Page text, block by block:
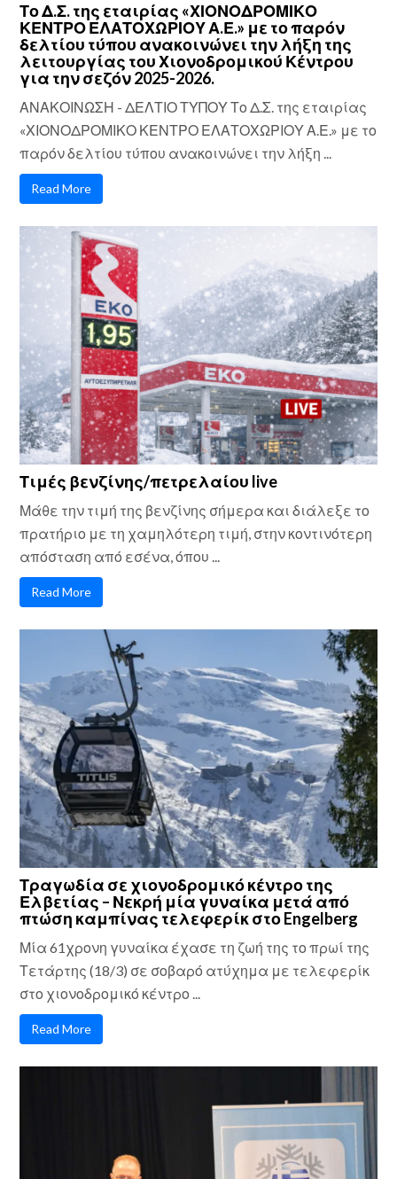
Το Δ.Σ. της εταιρίας «ΧΙΟΝΟΔΡΟΜΙΚΟ
ΚΕΝΤΡΟ ΕΛΑΤΟΧΩΡΙΟΥ Α.Ε.» με το παρόν
δελτίου τύπου ανακοινώνει την λήξη της
λειτουργίας του Χιονοδρομικού Κέντρου
για την σεζόν 2025-2026.
ΑΝΑΚΟΙΝΩΣΗ - ΔΕΛΤΙΟ ΤΥΠΟΥ Το Δ.Σ. της εταιρίας
«ΧΙΟΝΟΔΡΟΜΙΚΟ ΚΕΝΤΡΟ ΕΛΑΤΟΧΩΡΙΟΥ Α.Ε.» με το
παρόν δελτίου τύπου ανακοινώνει την λήξη ...
Read More
Τιμές βενζίνης/πετρελαίου live
Μάθε την τιμή της βενζίνης σήμερα και διάλεξε το
πρατήριο με τη χαμηλότερη τιμή, στην κοντινότερη
απόσταση από εσένα, όπου ...
Read More
Τραγωδία σε χιονοδρομικό κέντρο της
Ελβετίας – Νεκρή μία γυναίκα μετά από
πτώση καμπίνας τελεφερίκ στο Engelberg
Μία 61χρονη γυναίκα έχασε τη ζωή της το πρωί της
Τετάρτης (18/3) σε σοβαρό ατύχημα με τελεφερίκ
στο χιονοδρομικό κέντρο ...
Read More